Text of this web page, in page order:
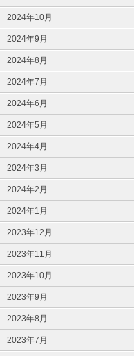
2024年10月
2024年9月
2024年8月
2024年7月
2024年6月
2024年5月
2024年4月
2024年3月
2024年2月
2024年1月
2023年12月
2023年11月
2023年10月
2023年9月
2023年8月
2023年7月